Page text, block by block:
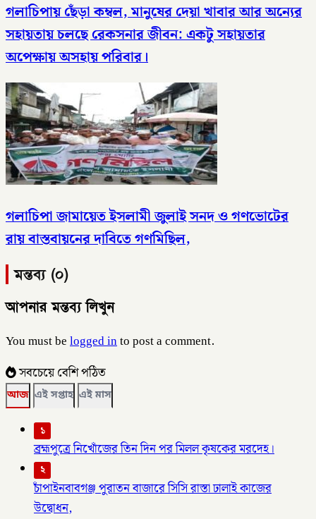
গলাচিপায় ছেঁড়া কম্বল, মানুষের দেয়া খাবার আর অন্যের
সহায়তায় চলছে রেকসনার জীবন: একটু সহায়তার
অপেক্ষায় অসহায় পরিবার।
গলাচিপা জামায়েত ইসলামী জুলাই সনদ ও গণভোটের
রায় বাস্তবায়নের দাবিতে গণমিছিল,
মন্তব্য (০)
আপনার মন্তব্য লিখুন
You must belogged into post a comment.
সবচেয়ে বেশি পঠিত
আজ এই সপ্তাহ এই মাস
১
ব্রহ্মপুত্রে নিখোঁজের তিন দিন পর মিলল কৃষকের মরদেহ।
২
চাঁপাইনবাবগঞ্জ পুরাতন বাজারে সিসি রাস্তা ঢালাই কাজের
উদ্বোধন,